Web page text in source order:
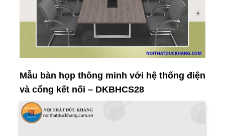
Mẫu bàn họp thông minh với hệ thống điện
và cổng kết nối – DKBHCS28